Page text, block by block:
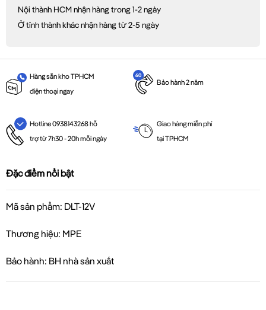
Nội thành HCM nhận hàng trong 1-2 ngày
Ở tỉnh thành khác nhận hàng từ 2-5 ngày
Hàng sẵn kho TPHCM
điện thoại ngay
Bảo hành 2 năm
Hotline 0938143268 hỗ
trợ từ 7h30 - 20h mỗi ngày
Giao hàng miễn phí
tại TPHCM
Đặc điểm nổi bật
Mã sản phẩm: DLT-12V
Thương hiệu: MPE
Bảo hành: BH nhà sản xuất